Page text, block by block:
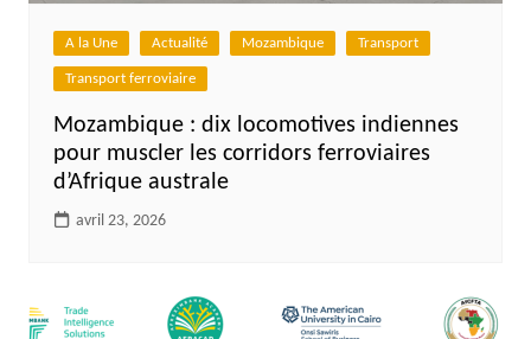
A la Une Actualité Mozambique Transport
Transport ferroviaire
Mozambique : dix locomotives indiennes
pour muscler les corridors ferroviaires
d’Afrique australe
avril 23, 2026